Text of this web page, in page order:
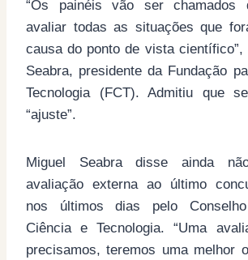
“Os painéis vão ser chamados
avaliar todas as situações que
causa do ponto de vista científico”,
Seabra, presidente da Fundação
Tecnologia (FCT). Admitiu que
“ajuste”.
Miguel Seabra disse ainda
avaliação externa ao último
nos últimos dias pelo
Ciência e Tecnologia. “Uma
precisamos, teremos uma melhor